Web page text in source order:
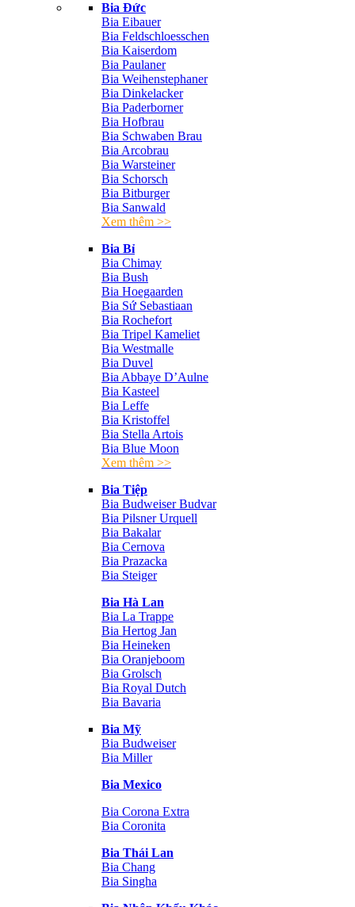
Bia Đức
Bia Eibauer
Bia Feldschloesschen
Bia Kaiserdom
Bia Paulaner
Bia Weihenstephaner
Bia Dinkelacker
Bia Paderborner
Bia Hofbrau
Bia Schwaben Brau
Bia Arcobrau
Bia Warsteiner
Bia Schorsch
Bia Bitburger
Bia Sanwald
Xem thêm >>
Bia Bỉ
Bia Chimay
Bia Bush
Bia Hoegaarden
Bia Sứ Sebastiaan
Bia Rochefort
Bia Tripel Kameliet
Bia Westmalle
Bia Duvel
Bia Abbaye D’Aulne
Bia Kasteel
Bia Leffe
Bia Kristoffel
Bia Stella Artois
Bia Blue Moon
Xem thêm >>
Bia Tiệp
Bia Budweiser Budvar
Bia Pilsner Urquell
Bia Bakalar
Bia Cernova
Bia Prazacka
Bia Steiger
Bia Hà Lan
Bia La Trappe
Bia Hertog Jan
Bia Heineken
Bia Oranjeboom
Bia Grolsch
Bia Royal Dutch
Bia Bavaria
Bia Mỹ
Bia Budweiser
Bia Miller
Bia Mexico
Bia Corona Extra
Bia Coronita
Bia Thái Lan
Bia Chang
Bia Singha